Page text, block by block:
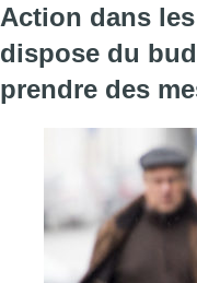
Action dans
dispose du
prendre des